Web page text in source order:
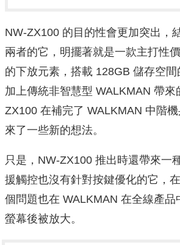
NW-ZX100 的目的性會更加突出，
兩者的它，明擺著就是一款主打性
的下放元素，搭載 128GB 儲存空
加上傳統非智慧型 WALKMAN 帶
ZX100 在補完了 WALKMAN 中階
來了一些新的想法。
只是，NW-ZX100 推出時還帶來一
援觸控也沒有針對按鍵優化的它，
個問題也在 WALKMAN 在全線產品
螢幕後被放大。